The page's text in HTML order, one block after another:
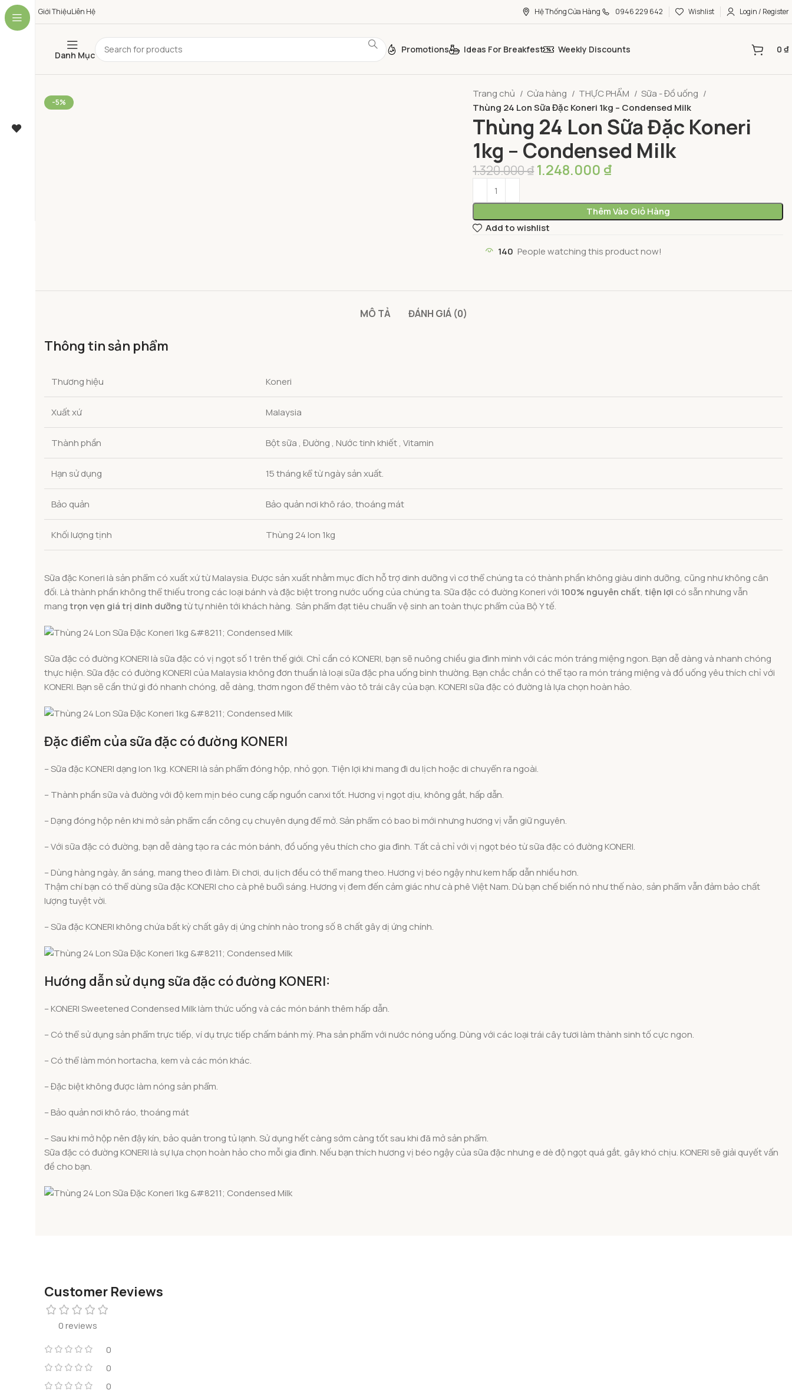
Giới ThiệuLiên Hệ Hệ Thống Cửa Hàng 0946 229 642 Wishlist Login / Register
Danh Mục
Promotions Ideas For Breakfest Weekly Discounts 0 ₫
-5%
Trang chủ Cửa hàng THỰC PHẨM
Sữa - Đồ uống
Thùng 24 Lon Sữa Đặc Koneri 1kg – Condensed Milk
Thùng 24 Lon Sữa Đặc Koneri
1kg – Condensed Milk
1.320.000₫ 1.248.000 ₫
Thêm Vào Giỏ Hàng
Add to wishlist
140 People watching this product now!
MÔ TẢ ĐÁNH GIÁ (0)
Thông tin sản phẩm
Thương hiệu Koneri
Xuất xứ Malaysia
Thành phần Bột sữa , Đường , Nước tinh khiết , Vitamin
Hạn sử dụng 15 tháng kể từ ngày sản xuất.
Bảo quản Bảo quản nơi khô ráo, thoáng mát
Khối lượng tịnh Thùng 24 lon 1kg
Sữa đặc Koneri là sản phẩm có xuất xứ từ Malaysia. Được sản xuất nhằm mục đích hỗ trợ dinh dưỡng vì cơ thể chúng ta có thành phần không giàu dinh dưỡng, cũng như không cân
đối. Là thành phần không thể thiếu trong các loại bánh và đặc biệt trong nước uống của chúng ta. Sữa đặc có đường Koneri với 100% nguyên chất,tiện lợi có sẵn nhưng vẫn
mangtrọn vẹn giá trị dinh dưỡngtừ tự nhiên tới khách hàng. Sản phẩm đạt tiêu chuẩn vệ sinh an toàn thực phẩm của Bộ Y tế.
Sữa đặc có đường KONERI là sữa đặc có vị ngọt số 1 trên thế giới. Chỉ cần có KONERI, bạn sẽ nuông chiều gia đình mình với các món tráng miệng ngon. Bạn dễ dàng và nhanh chóng
thực hiện. Sữa đặc có đường KONERI của Malaysia không đơn thuần là loại sữa đặc pha uống bình thường. Bạn chắc chắn có thể tạo ra món tráng miệng và đồ uống yêu thích chỉ với
KONERI. Bạn sẽ cần thứ gì đó nhanh chóng, dễ dàng, thơm ngon để thêm vào tô trái cây của bạn. KONERI sữa đặc có đường là lựa chọn hoàn hảo.
Đặc điểm của sữa đặc có đường KONERI
– Sữa đặc KONERI dạng lon 1kg. KONERI là sản phẩm đóng hộp, nhỏ gọn. Tiện lợi khi mang đi du lịch hoặc di chuyển ra ngoài.
– Thành phần sữa và đường với độ kem mịn béo cung cấp nguồn canxi tốt. Hương vị ngọt dịu, không gắt, hấp dẫn.
– Dạng đóng hộp nên khi mở sản phẩm cần công cụ chuyên dụng để mở. Sản phẩm có bao bì mới nhưng hương vị vẫn giữ nguyên.
– Với sữa đặc có đường, bạn dễ dàng tạo ra các món bánh, đồ uống yêu thích cho gia đình. Tất cả chỉ với vị ngọt béo từ sữa đặc có đường KONERI.
– Dùng hàng ngày, ăn sáng, mang theo đi làm. Đi chơi, du lịch đều có thể mang theo. Hương vị béo ngậy như kem hấp dẫn nhiều hơn.
Thậm chí bạn có thể dùng sữa đặc KONERI cho cà phê buổi sáng. Hương vị đem đến cảm giác như cà phê Việt Nam. Dù bạn chế biến nó như thế nào, sản phẩm vẫn đảm bảo chất
lượng tuyệt vời.
– Sữa đặc KONERI không chứa bất kỳ chất gây dị ứng chính nào trong số 8 chất gây dị ứng chính.
Hướng dẫn sử dụng sữa đặc có đường KONERI:
– KONERI Sweetened Condensed Milk làm thức uống và các món bánh thêm hấp dẫn.
– Có thể sử dụng sản phẩm trực tiếp, ví dụ trực tiếp chấm bánh mỳ. Pha sản phẩm với nước nóng uống. Dùng với các loại trái cây tươi làm thành sinh tố cực ngon.
– Có thể làm món hortacha, kem và các món khác.
– Đặc biệt không được làm nóng sản phẩm.
– Bảo quản nơi khô ráo, thoáng mát
– Sau khi mở hộp nên đậy kín, bảo quản trong tủ lạnh. Sử dụng hết càng sớm càng tốt sau khi đã mở sản phẩm.
Sữa đặc có đường KONERI là sự lựa chọn hoàn hảo cho mỗi gia đình. Nếu bạn thích hương vị béo ngậy của sữa đặc nhưng e dè độ ngọt quá gắt, gây khó chịu. KONERI sẽ giải quyết vấn
đề cho bạn.
Customer Reviews
0 reviews
0
0
0